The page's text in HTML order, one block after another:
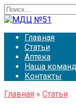
Перейти
к
Search
for:
Главная
Статьи
Аптека
Наша
Контакты
Главная » Статьи